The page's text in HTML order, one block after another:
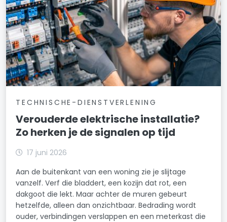
TECHNISCHE-DIENSTVERLENING
Verouderde elektrische installatie?
Zo herken je de signalen op tijd
17 juni 2026
Aan de buitenkant van een woning zie je slijtage
vanzelf. Verf die bladdert, een kozijn dat rot, een
dakgoot die lekt. Maar achter de muren gebeurt
hetzelfde, alleen dan onzichtbaar. Bedrading wordt
ouder, verbindingen verslappen en een meterkast die